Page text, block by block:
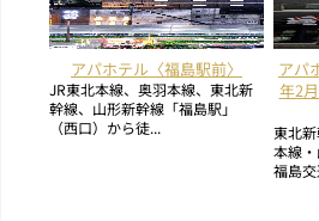
アパホテル〈福島駅前〉
JR東北本線、奥羽本線、東北新
幹線、山形新幹線「福島駅」
（西口）から徒...
アパ
年2
東北
本線
福島